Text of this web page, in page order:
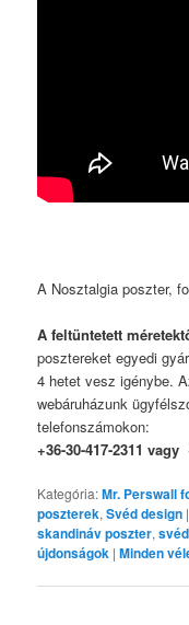
A Nosztalgia poszter,
A feltüntetett
posztereket egyedi
4 hetet vesz igénybe.
webáruházunk
telefonszámokon:
+36-30-417-2311 vagy
Kategória:Mr. Perswall
poszterek,Svéd design
skandináv poszter,
újdonságok |Minden